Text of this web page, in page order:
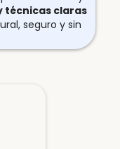
técnicas claras
seguro y sin